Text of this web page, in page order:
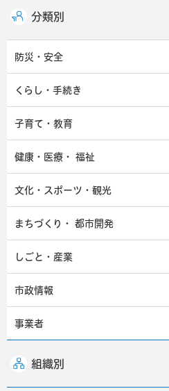
分類別
防災・安全
くらし・手続き
子育て・教育
健康・医療・ 福祉
文化・スポーツ・観光
まちづくり・ 都市開発
しごと・産業
市政情報
事業者
組織別